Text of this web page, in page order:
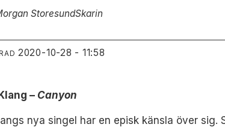
StoresundSkarin
2020-10-28 - 11:58
– Canyon
nya singel har en episk känsla över